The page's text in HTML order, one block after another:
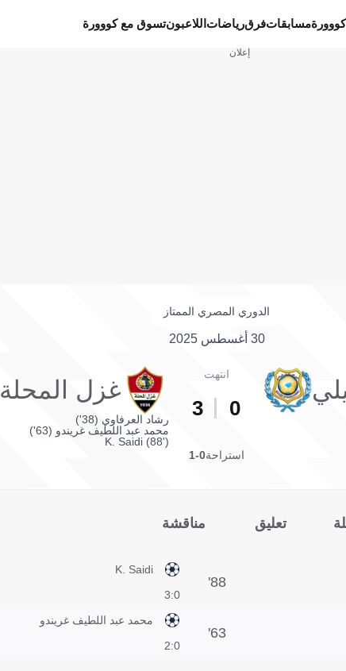
مسابقاتفرقرياضات اللاعبونتسوق مع كووورة
إعلان
الدوري المصري الممتاز
30 أغسطس 2025
انتهت
0
3
غزل المحلة
رشاد العرفاوي (38')
محمد عبد اللطيف غريندو (63')
K. Saidi (88')
استراحة0-1
تعليق مناقشة
0:3
K. Saidi
88'
0:2
محمد عبد اللطيف غريندو
63'